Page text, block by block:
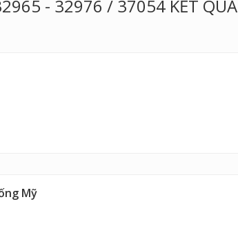
- 32976 / 37054 KẾT QUẢ
Mỹ